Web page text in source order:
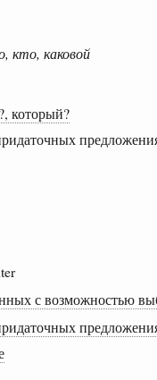
кто, каковой
который?
с возможностью